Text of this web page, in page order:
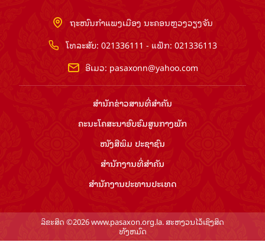
ຖະໜົນກຳແພງເມືອງ ນະຄອນຫຼວງວຽງຈັນ
ໂທລະສັບ: 021336111 - ແຟັກ: 021336113
ອີເມວ: pasaxonn@yahoo.com
ສຳ​ນັກ​ຂ່າວ​ສານ​ທີ່​ສຳ​ຄັນ​
ຄະນະໂຄສະນາອົບຮົມ​ສູນ​ກາງ​ພັກ
ໜັງສືພິມ ປະ​ຊາ​ຊົນ
ສຳ​ນັກ​ງານ​ທີ່​ສຳ​ຄັນ
ສຳ​ນັກ​ງານ​ປະ​ທານ​ປະ​ເທດ
ລິຂະສິດ ©2026 www.pasaxon.org.la. ສະຫງວນໄວ້ເຊິງສິດ
ທັງຫມົດ